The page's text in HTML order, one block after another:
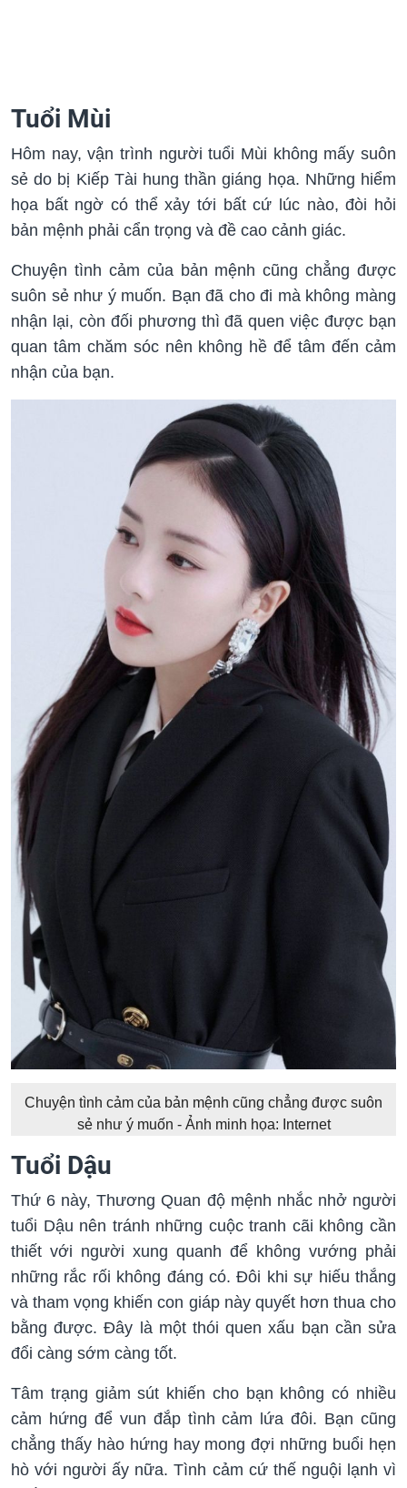
Tuổi Mùi
Hôm nay, vận trình người tuổi Mùi không mấy suôn
sẻ do bị Kiếp Tài hung thần giáng họa. Những hiểm
họa bất ngờ có thể xảy tới bất cứ lúc nào, đòi hỏi
bản mệnh phải cẩn trọng và đề cao cảnh giác.
Chuyện tình cảm của bản mệnh cũng chẳng được
suôn sẻ như ý muốn. Bạn đã cho đi mà không màng
nhận lại, còn đối phương thì đã quen việc được bạn
quan tâm chăm sóc nên không hề để tâm đến cảm
nhận của bạn.
Chuyện tình cảm của bản mệnh cũng chẳng được suôn
sẻ như ý muốn - Ảnh minh họa: Internet
Tuổi Dậu
Thứ 6 này, Thương Quan độ mệnh nhắc nhở người
tuổi Dậu nên tránh những cuộc tranh cãi không cần
thiết với người xung quanh để không vướng phải
những rắc rối không đáng có. Đôi khi sự hiếu thắng
và tham vọng khiến con giáp này quyết hơn thua cho
bằng được. Đây là một thói quen xấu bạn cần sửa
đổi càng sớm càng tốt.
Tâm trạng giảm sút khiến cho bạn không có nhiều
cảm hứng để vun đắp tình cảm lứa đôi. Bạn cũng
chẳng thấy hào hứng hay mong đợi những buổi hẹn
hò với người ấy nữa. Tình cảm cứ thế nguội lạnh vì